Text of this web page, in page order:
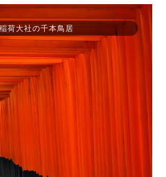
荷大社の千本鳥居